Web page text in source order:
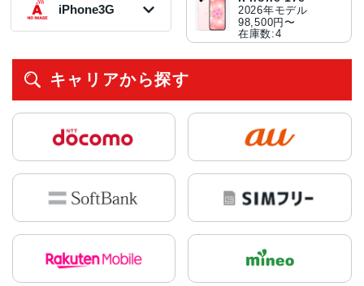
2018年モデル
2017年モデル
7,800円〜
在庫数:8
2016年モデル
在庫数:11
2015年モデル
4,300円〜
在庫数:4
iPhone6 Plus
在庫数:3
iPhone6
2014年モデル
在庫数:6
2013年モデル
在庫なし(入荷未
iPhone5s
2013年モデル
6,500円〜
2012年モデル
在庫なし(入荷未
定)
2011年モデル
在庫なし(入荷未
定)
iPhone4
iPhone3G
在庫なし(入荷未
定)
2008年モデル
在庫なし(入荷未
2026年モデル
98,500円〜
在庫数:4
キャリアから探す